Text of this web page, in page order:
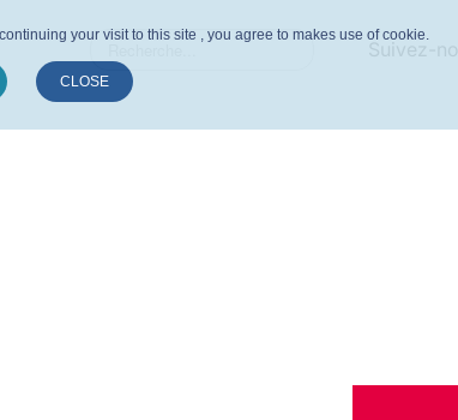
your visit to this site , you agree to makes use of cookie.
CLOSE